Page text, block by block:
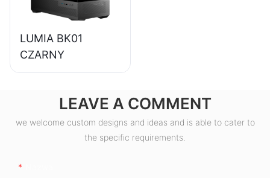
LUMIA BK01
CZARNY
LEAVE A COMMENT
we welcome custom designs and ideas and is able to cater to
the specific requirements.